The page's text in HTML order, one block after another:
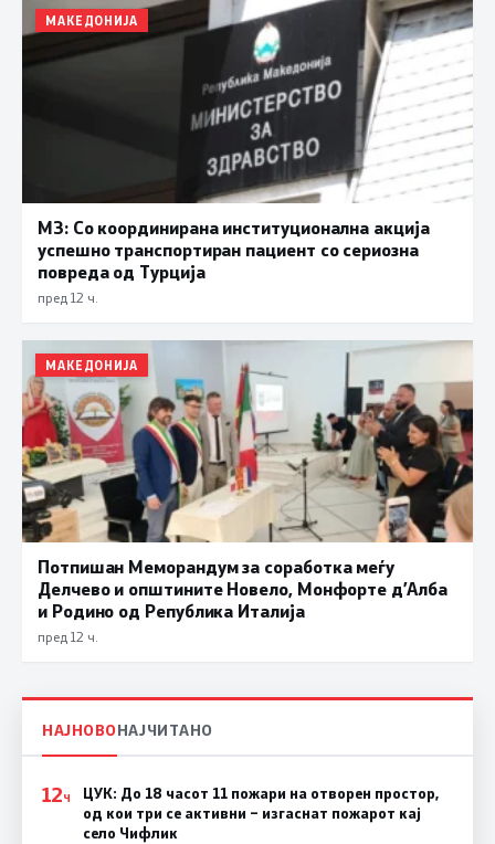
МАКЕДОНИЈА
МЗ: Со координирана институционална акција
успешно транспортиран пациент со сериозна
повреда од Турција
пред 12 ч.
МАКЕДОНИЈА
Потпишан Меморандум за соработка меѓу
Делчево и општините Новело, Монфорте д’Алба
и Родино од Република Италија
пред 12 ч.
НАЈНОВОНАЈЧИТАНО
12Ч
ЦУК: До 18 часот 11 пожари на отворен простор,
од кои три се активни – изгаснат пожарот кај
село Чифлик